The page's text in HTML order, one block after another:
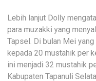
Lebih lanjut Dolly
para muzakki yang
Tapsel. Di bulan Mei
kepada 20 mustahik per
ini menjadi 32 mustahik
Kabupaten Tapanuli